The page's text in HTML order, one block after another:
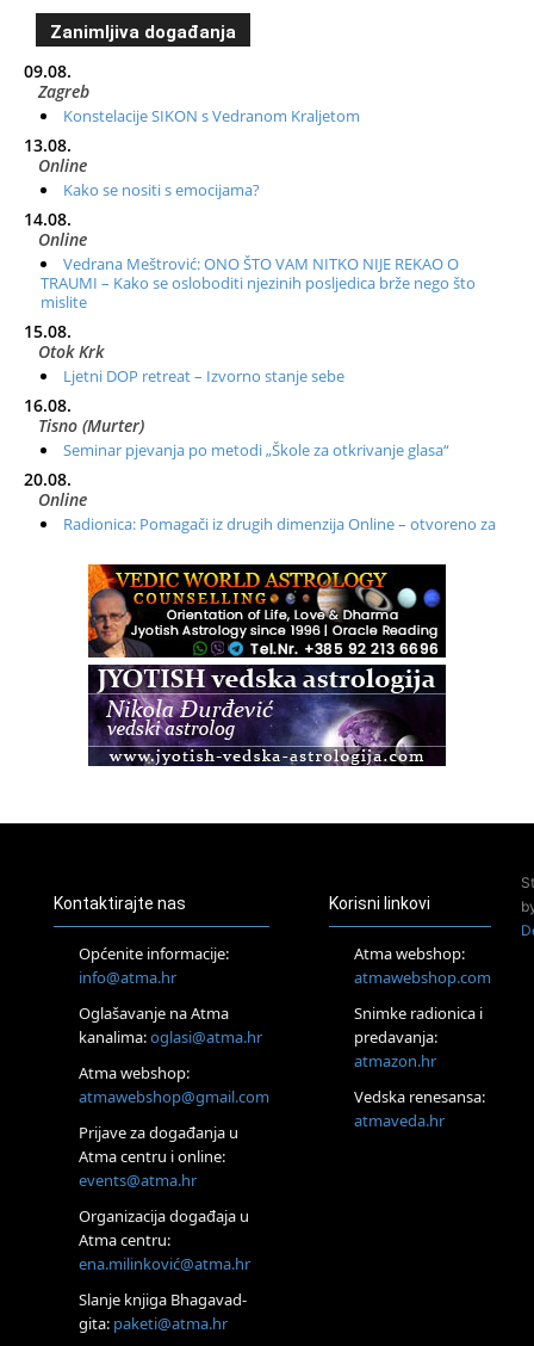
Zanimljiva događanja
09.08.
Zagreb
Konstelacije SIKON s Vedranom Kraljetom
13.08.
Online
Kako se nositi s emocijama?
14.08.
Online
Vedrana Meštrović: ONO ŠTO VAM NITKO NIJE REKAO O
TRAUMI – Kako se osloboditi njezinih posljedica brže nego što
mislite
15.08.
Otok Krk
Ljetni DOP retreat – Izvorno stanje sebe
16.08.
Tisno (Murter)
Seminar pjevanja po metodi „Škole za otkrivanje glasa“
20.08.
Online
Radionica: Pomagači iz drugih dimenzija Online – otvoreno za
Zagreb+Online
Osnovni ThetaHealing® tečaj, Zagreb i Online
Access BARS®, otpusti stres
Access Energetski Facelift®
Tečaj Višeg Vodstva, razvijanja intuicije i Akaša zapisa
25.08.
Upisi u program Profesionalni hipnoterapeut — nova
generacija kreće 25.08. 2026.
Online
Visoko
Alemka Dauskardt – Jednodnevna radionica sistemskih
konstelacija
HOD PO ŽERAVICI – Seminar koji mijenja tijelo, duh i um
SoulFest – Festival glazbe, mudrosti i zajedništva
Radoboj
Noćna šumska kupka
Online
Kontaktirajte nas
Općenite informacije:
info@atma.hr
Oglašavanje na Atma
kanalima:oglasi@atma.hr
Atma webshop:
atmawebshop@gmail.com
Prijave za događanja u
Atma centru i online:
events@atma.hr
Organizacija događaja u
Atma centru:
ena.milinković@atma.hr
Slanje knjiga Bhagavad-
gita: paketi@atma.hr
Korisni linkovi
Atma webshop:
atmawebshop.com
Snimke radionica i
predavanja:
atmazon.hr
Vedska renesansa:
atmaveda.hr